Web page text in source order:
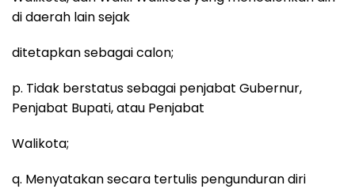
di daerah lain sejak
ditetapkan sebagai calon;
p. Tidak berstatus sebagai penjabat Gubernur,
Penjabat Bupati, atau Penjabat
Walikota;
q. Menyatakan secara tertulis pengunduran diri